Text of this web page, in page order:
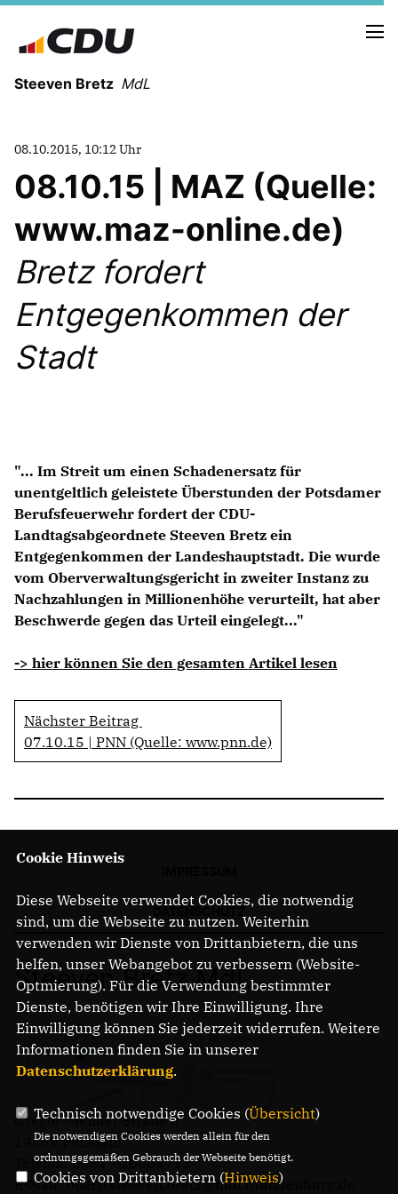
Steeven Bretz MdL
VITA
WAHLKREISBESUCHE
PRESSEFOTOS
MEIN BÜRGERBÜRO
CDU Deutschland
CDU Fraktion im Brandenburger Landtag
CDU Brandenburg
CDU Potsdam
08.10.2015, 10:12 Uhr
08.10.15 | MAZ (Quelle:
www.maz-online.de)
Bretz fordert
Entgegenkommen der
Stadt
"... Im Streit um einen Schadenersatz für
unentgeltlich geleistete Überstunden der Potsdamer
Berufsfeuerwehr fordert der CDU-
Landtagsabgeordnete Steeven Bretz ein
Entgegenkommen der Landeshauptstadt. Die wurde
vom Oberverwaltungsgericht in zweiter Instanz zu
Nachzahlungen in Millionenhöhe verurteilt, hat aber
Beschwerde gegen das Urteil eingelegt..."
-> hier können Sie den gesamten Artikel lesen
Nächster Beitrag
07.10.15 | PNN (Quelle: www.pnn.de)
Steeven Bretz MdL
Gregor-Mendel-Straße 3
14469 Potsdam
Telefon: 0331 - 20085713
E-Mail: buero.steeven.bretz@mdl.brandenburg.de
Cookie Hinweis
Diese Webseite verwendet Cookies, die notwendig
sind, um die Webseite zu nutzen. Weiterhin
verwenden wir Dienste von Drittanbietern, die uns
helfen, unser Webangebot zu verbessern (Website-
Optmierung). Für die Verwendung bestimmter
Dienste, benötigen wir Ihre Einwilligung. Ihre
Einwilligung können Sie jederzeit widerrufen. Weitere
Informationen finden Sie in unserer
Datenschutzerklärung.
Technisch notwendige Cookies (Übersicht)
Die notwendigen Cookies werden allein für den
ordnungsgemäßen Gebrauch der Webseite benötigt.
Cookies von Drittanbietern (Hinweis)